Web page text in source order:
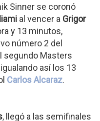
Sinner se coronó
al vencer a Grigor
y 13 minutos,
número 2 del
segundo Masters
así los 13
Carlos Alcaraz.
, llegó a las semifinales